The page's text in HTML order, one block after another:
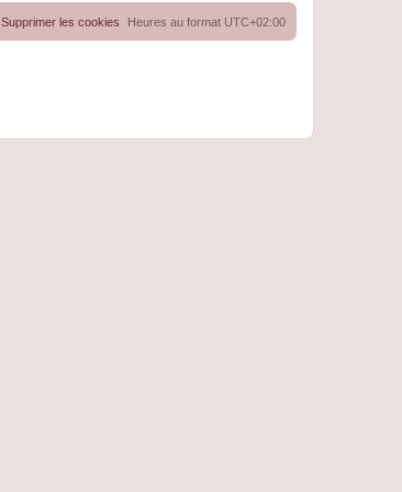
Heures au format UTC+02:00
Supprimer les cookies